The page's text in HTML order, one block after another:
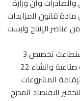
وان وزارة
مادة قانون المزايدات
عناصر الإنتاج وليست
وقال عبدالنور، إن وزارة التجارة والصناعة استطاعت تخصيص 3
مليارات جنيه لترفيق الاراضى فى 26 منطقة صناعية وانشاء 22
المشروعات
الاقتصاد المدرج